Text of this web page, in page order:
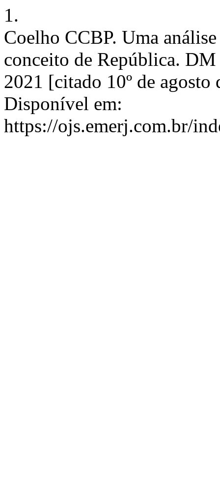
1.
Coelho CCBP. Uma
conceito de República.
2021 [citado 10º de
Disponível em:
https://ojs.emerj.com.br/